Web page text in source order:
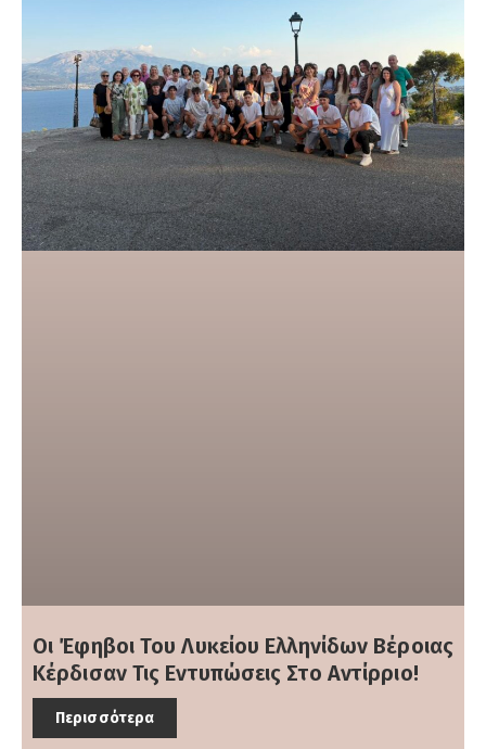
Οι Έφηβοι Του Λυκείου Ελληνίδων Βέροιας
Κέρδισαν Τις Εντυπώσεις Στο Αντίρριο!
Περισσότερα